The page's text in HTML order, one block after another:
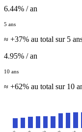
6.44% / an
5 ans
≈ +37% au total sur 5
4.95% / an
10 ans
≈ +62% au total sur 10